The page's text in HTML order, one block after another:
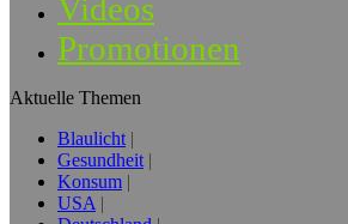
Videos
Promotionen
Aktuelle Themen
Blaulicht
Gesundheit
Konsum
USA